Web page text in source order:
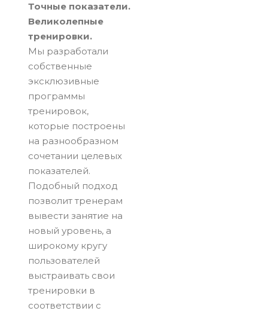
Точные показатели.
Великолепные
тренировки.
Мы разработали
собственные
эксклюзивные
программы
тренировок,
которые построены
на разнообразном
сочетании целевых
показателей.
Подобный подход
позволит тренерам
вывести занятие на
новый уровень, а
широкому кругу
пользователей
выстраивать свои
тренировки в
соответствии с